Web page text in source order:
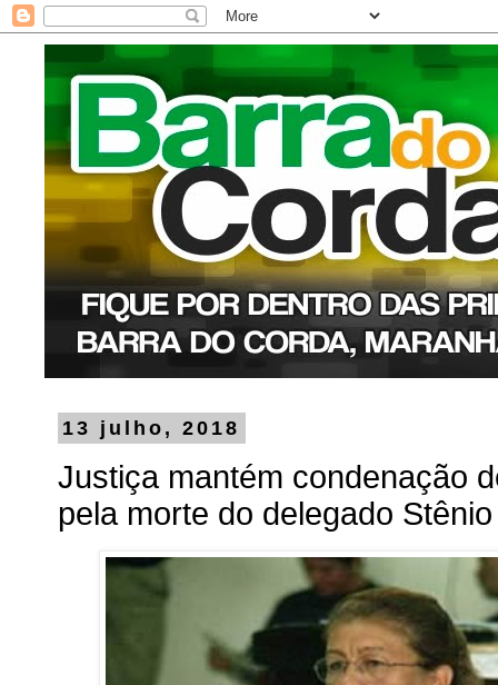
13 julho, 2018
Justiça mantém condenação
pela morte do delegado